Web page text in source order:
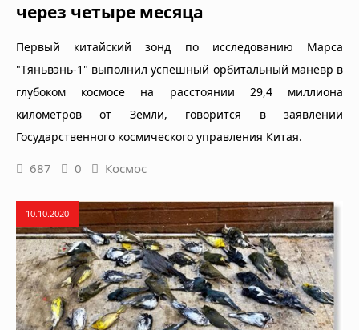
через четыре месяца
Первый китайский зонд по исследованию Марса
"Тяньвэнь-1" выполнил успешный орбитальный маневр в
глубоком космосе на расстоянии 29,4 миллиона
километров от Земли, говорится в заявлении
Государственного космического управления Китая.
687 0 Космос
10.10.2020